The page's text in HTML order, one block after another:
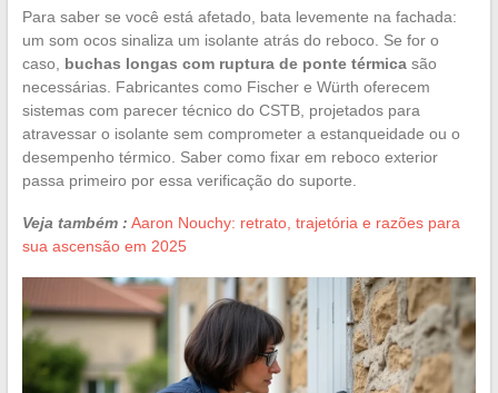
Para saber se você está afetado, bata levemente na fachada:
um som ocos sinaliza um isolante atrás do reboco. Se for o
caso, buchas longas com ruptura de ponte térmicasão
necessárias. Fabricantes como Fischer e Würth oferecem
sistemas com parecer técnico do CSTB, projetados para
atravessar o isolante sem comprometer a estanqueidade ou o
desempenho térmico. Saber como fixar em reboco exterior
passa primeiro por essa verificação do suporte.
Veja também : Aaron Nouchy: retrato, trajetória e razões para
sua ascensão em 2025